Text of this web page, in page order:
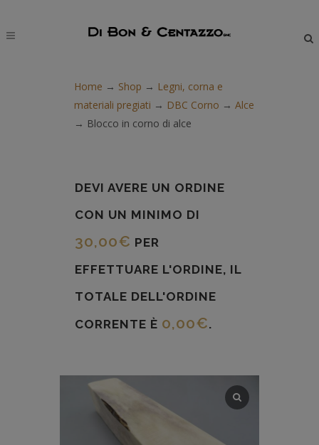
Home → Shop → Legni, corna e
materiali pregiati → DBC Corno → Alce
→ Blocco in corno di alce
DEVI AVERE UN ORDINE
CON UN MINIMO DI
30,00€ PER
EFFETTUARE L'ORDINE, IL
TOTALE DELL'ORDINE
CORRENTE È 0,00€.